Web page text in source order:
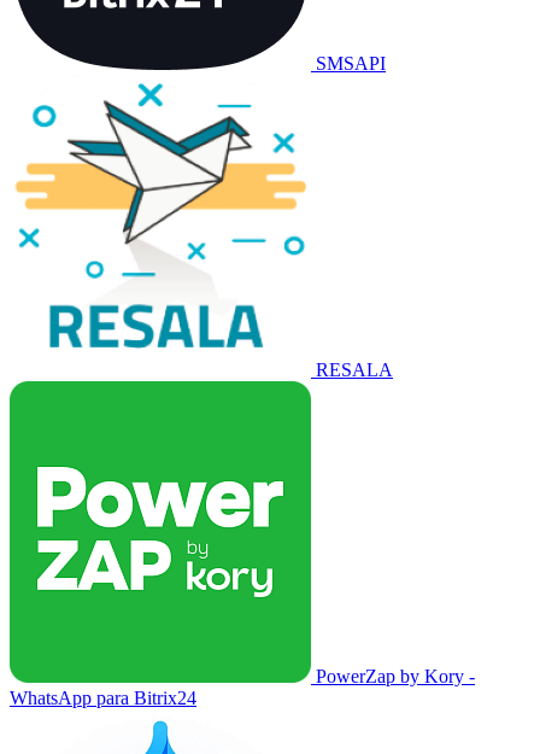
SMSAPI
RESALA
PowerZap by Kory -
WhatsApp para Bitrix24